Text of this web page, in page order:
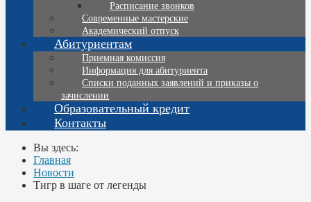
Расписание звонков
Современные мастерские
Академический отпуск
Абитуриентам
Приемная комиссия
Информация для абитуриента
Списки поданных заявлений и приказы о
зачислении
Образовательный кредит
Контакты
Вы здесь:
Главная
Новости
Тигр в шаге от легенды